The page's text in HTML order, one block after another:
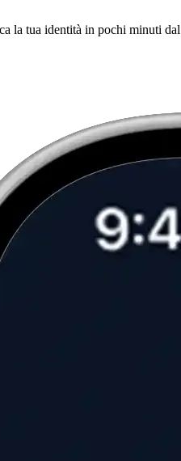
la tua identità in pochi minuti dal